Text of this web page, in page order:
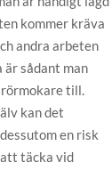
kommer kräva
andra arbeten
är sådant man
rörmokare till.
kan det
en risk
täcka vid